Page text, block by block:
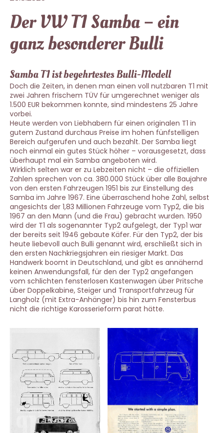
Der VW T1 Samba – ein
ganz besonderer Bulli
Samba T1 ist begehrtestes Bulli-Modell
Doch die Zeiten, in denen man einen voll nutzbaren T1 mit
zwei Jahren frischem TÜV für umgerechnet weniger als
1.500 EUR bekommen konnte, sind mindestens 25 Jahre
vorbei.
Heute werden von Liebhabern für einen originalen T1 in
gutem Zustand durchaus Preise im hohen fünfstelligen
Bereich aufgerufen und auch bezahlt. Der Samba liegt
noch einmal ein gutes Stück höher – vorausgesetzt, dass
überhaupt mal ein Samba angeboten wird.
Wirklich selten war er zu Lebzeiten nicht – die offiziellen
Zahlen sprechen von ca. 380.000 Stück über alle Baujahre
von den ersten Fahrzeugen 1951 bis zur Einstellung des
Samba im Jahre 1967. Eine überraschend hohe Zahl, selbst
angesichts der 1,83 Millionen Fahrzeuge vom Typ2, die bis
1967 an den Mann (und die Frau) gebracht wurden. 1950
wird der T1 als sogenannter Typ2 aufgelegt, der Typ1 war
der bereits seit 1946 gebaute Käfer. Für den Typ2, der bis
heute liebevoll auch Bulli genannt wird, erschließt sich in
den ersten Nachkriegsjahren ein riesiger Markt. Das
Handwerk boomt in Deutschland, und gibt es annähernd
keinen Anwendungsfall, für den der Typ2 angefangen
vom schlichten fensterlosen Kastenwagen über Pritsche
über Doppelkabine, Steiger und Transportfahrzeug für
Langholz (mit Extra-Anhänger) bis hin zum Fensterbus
nicht die richtige Karosserieform parat hätte.